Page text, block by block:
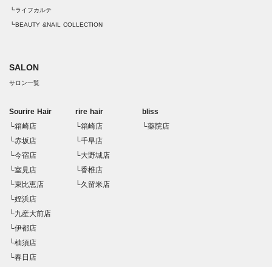
┗ライフカルテ
┗BEAUTY &NAIL COLLECTION
SALON
サロン一覧
Sourire Hair
└箱崎店
└赤坂店
└今宿店
└室見店
└東比恵店
└姪浜店
└九産大前店
└伊都店
└柚須店
└春日店
rire hair
└箱崎店
└千早店
└大野城店
└香椎店
└久留米店
bliss
└薬院店